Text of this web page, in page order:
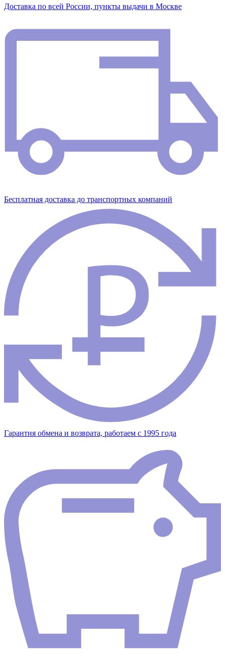
Доставка по всей России, пункты выдачи в Москве
Бесплатная доставка до транспортных компаний
Гарантия обмена и возврата, работаем с 1995 года